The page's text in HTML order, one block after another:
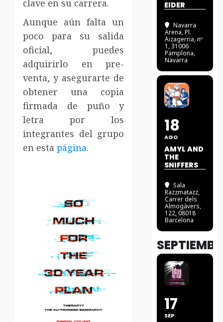
clave en su carrera.
Aunque aún falta un
poco para su salida
oficial, puedes
adquirirlo en pre-
venta, y asegurarte de
obtener una copia
firmada de puño y
letra por los
integrantes del grupo
en esta página.
EIDER
Navarra
Arena, Pl.
Aizagerria, nº
1, 31006
Pamplona,
Navarra
18
AGO
AMYL AND
THE
SNIFFERS
Sala
Razzmatazz,
Carrer dels
Almogàvers,
122, 08018
Barcelona
17
SEP